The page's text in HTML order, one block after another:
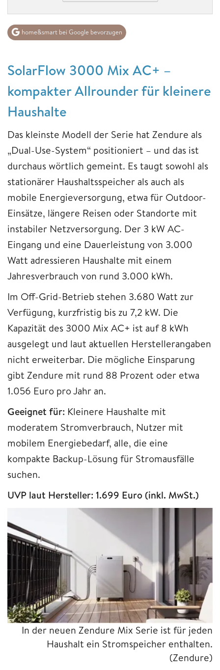
home&smart bei Google bevorzugen
SolarFlow 3000 Mix AC+ –
kompakter Allrounder für kleinere
Haushalte
Das kleinste Modell der Serie hat Zendure als
„Dual-Use-System“ positioniert – und das ist
durchaus wörtlich gemeint. Es taugt sowohl als
stationärer Haushaltsspeicher als auch als
mobile Energieversorgung, etwa für Outdoor-
Einsätze, längere Reisen oder Standorte mit
instabiler Netzversorgung. Der 3 kW AC-
Eingang und eine Dauerleistung von 3.000
Watt adressieren Haushalte mit einem
Jahresverbrauch von rund 3.000 kWh.
Im Off-Grid-Betrieb stehen 3.680 Watt zur
Verfügung, kurzfristig bis zu 7,2 kW. Die
Kapazität des 3000 Mix AC+ ist auf 8 kWh
ausgelegt und laut aktuellen Herstellerangaben
nicht erweiterbar. Die mögliche Einsparung
gibt Zendure mit rund 88 Prozent oder etwa
1.056 Euro pro Jahr an.
Geeignet für: Kleinere Haushalte mit
moderatem Stromverbrauch, Nutzer mit
mobilem Energiebedarf, alle, die eine
kompakte Backup-Lösung für Stromausfälle
suchen.
UVP laut Hersteller: 1.699 Euro (inkl. MwSt.)
In der neuen Zendure Mix Serie ist für jeden
Haushalt ein Stromspeicher enthalten.
(Zendure)